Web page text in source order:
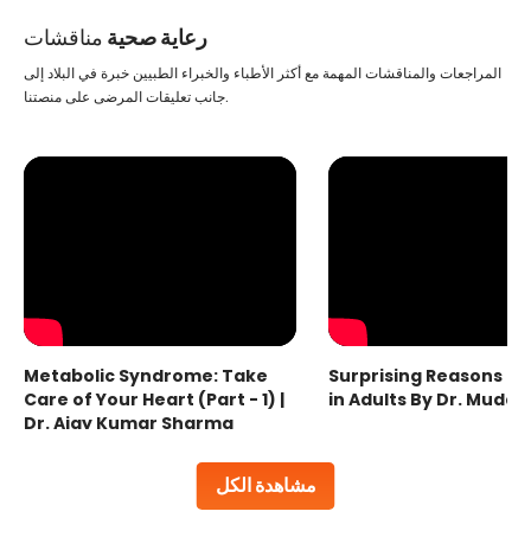
رعاية صحية مناقشات
مشاهدة الكل
المراجعات والمناقشات المهمة مع أكثر الأطباء والخبراء الطبيين خبرة في البلاد إلى
جانب تعليقات المرضى على منصتنا.
Metabolic Syndrome: Take
Care of Your Heart (Part - 1) |
Dr. Ajay Kumar Sharma
Surprising Reasons
in Adults By Dr.